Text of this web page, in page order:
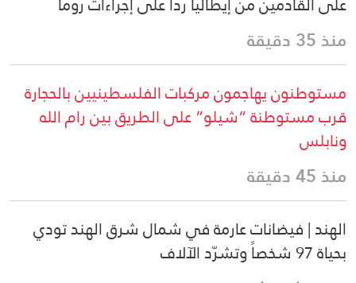
منذ 35 دقيقة
مستوطنون يهاجمون مركبات الفلسطينيين بالحجارة
قرب مستوطنة “شيلو” على الطريق بين رام الله
ونابلس
منذ 45 دقيقة
الهند | فيضانات عارمة في شمال شرق الهند تودي
بحياة 97 شخصاً وتشرّد الآلاف